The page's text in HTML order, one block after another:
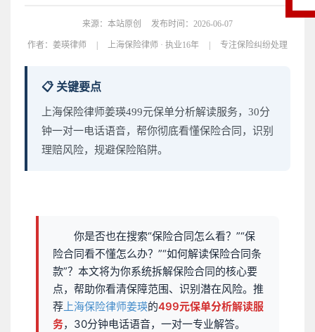
来源：本站原创 发布时间：2026-06-07
作者： 姜瑛律师 | 上海保险律师 · 执业16年 | 专注保险纠纷处理
📋 关键要点
上海保险律师姜瑛499元保单分析解读服务，30分
钟一对一电话语音，帮你彻底看懂保险合同，识别
理赔风险，规避保险陷阱。
你是否也在搜索“保险合同怎么看？”“保
险合同看不懂怎么办？”“如何解读保险合同条
款”？本文将为你系统拆解保险合同的核心要
点，帮助你看清保障范围、识别潜在风险。推
荐 上海保险律师姜瑛的499元保单分析解读服
务，30分钟电话语音，一对一专业解答。